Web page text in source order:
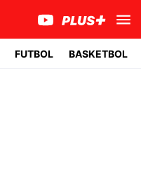
FUTBOL BASKETBOL